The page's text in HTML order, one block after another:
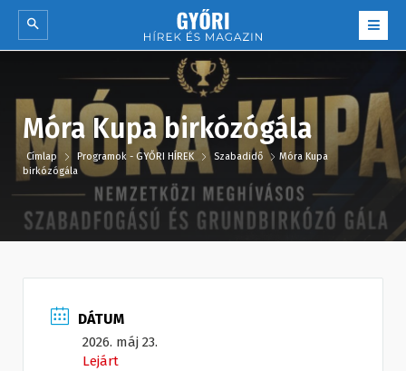
Móra Kupa birkózógála
Címlap Programok - GYŐRI HÍREK Szabadidő
Móra Kupa
birkózógála
DÁTUM
2026. máj 23.
Lejárt